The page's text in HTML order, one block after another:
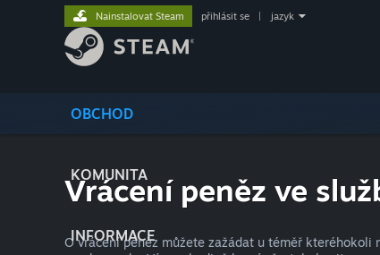
OBCHOD
KOMUNITA
INFORMACE
Nainstalovat Steam přihlásit se jazyk
Vrácení peněz ve
O vrácení peněz můžete zažádat u téměř